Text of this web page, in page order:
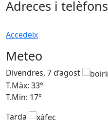
Adreces i telèfons
Accedeix
Meteo
Divendres, 7 d’agost
T.Màx: 33°
T.Min: 17°
Tarda